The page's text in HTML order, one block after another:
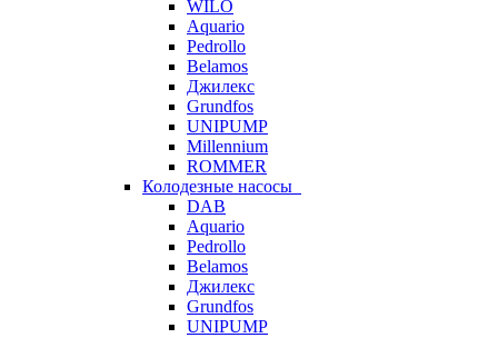
WILO
Aquario
Pedrollo
Belamos
Джилекс
Grundfos
UNIPUMP
Millennium
ROMMER
Колодезные насосы
DAB
Aquario
Pedrollo
Belamos
Джилекс
Grundfos
UNIPUMP